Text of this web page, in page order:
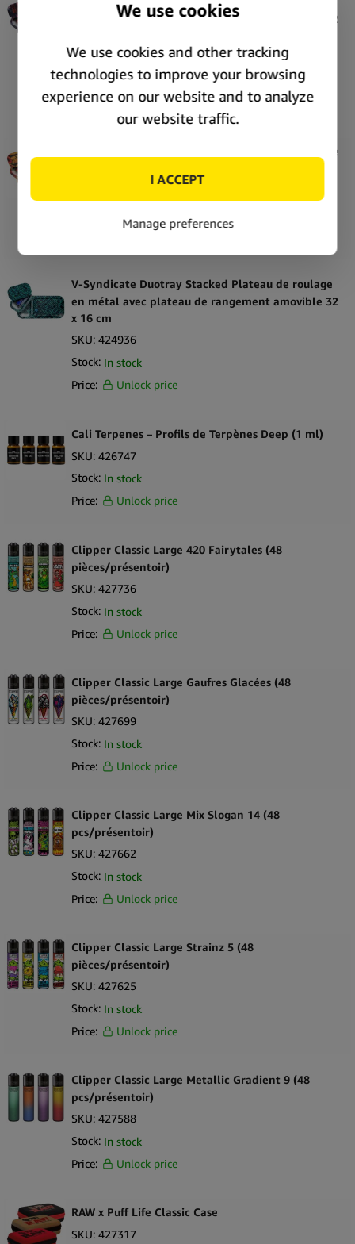
Jumbo
Katalyzer
Narcos
OCB
Oh Holy Mary
PAX
Pharma Hemp
Pop
PopTop
Prof
RAW
Royal Queen Seeds
Seedstockers
Smoking
Smokring
Space Bakery
Storz & Bickel
The Bulldog
The Hempy Lab
Twist & Smoke
Twisted Hemp
VIBES
Weedness
en métal avec plateau de rangement amovible 32
SKU: 424955
Stock: In stock
Price:
Unlock price
V-Syndicate Duotray Calavera Plateau de Roulage
Unlock price
V-Syndicate Duotray Stacked Plateau de roulage
en métal avec plateau de rangement amovible 32
x 16 cm
SKU: 424936
Stock: In stock
Price:
Unlock price
Cali Terpenes – Profils de Terpènes Deep (1 ml)
SKU: 426747
Stock: In stock
Price:
Unlock price
Clipper Classic Large 420 Fairytales (48
pièces/présentoir)
SKU: 427736
Stock: In stock
Price:
Unlock price
Clipper Classic Large Gaufres Glacées (48
pièces/présentoir)
SKU: 427699
Stock: In stock
Price:
Unlock price
Clipper Classic Large Mix Slogan 14 (48
pcs/présentoir)
SKU: 427662
Stock: In stock
Price:
Unlock price
Clipper Classic Large Strainz 5 (48
pièces/présentoir)
SKU: 427625
Stock: In stock
Price:
Unlock price
Clipper Classic Large Metallic Gradient 9 (48
pcs/présentoir)
SKU: 427588
Stock: In stock
Price:
Unlock price
RAW x Puff Life Classic Case
SKU: 427317